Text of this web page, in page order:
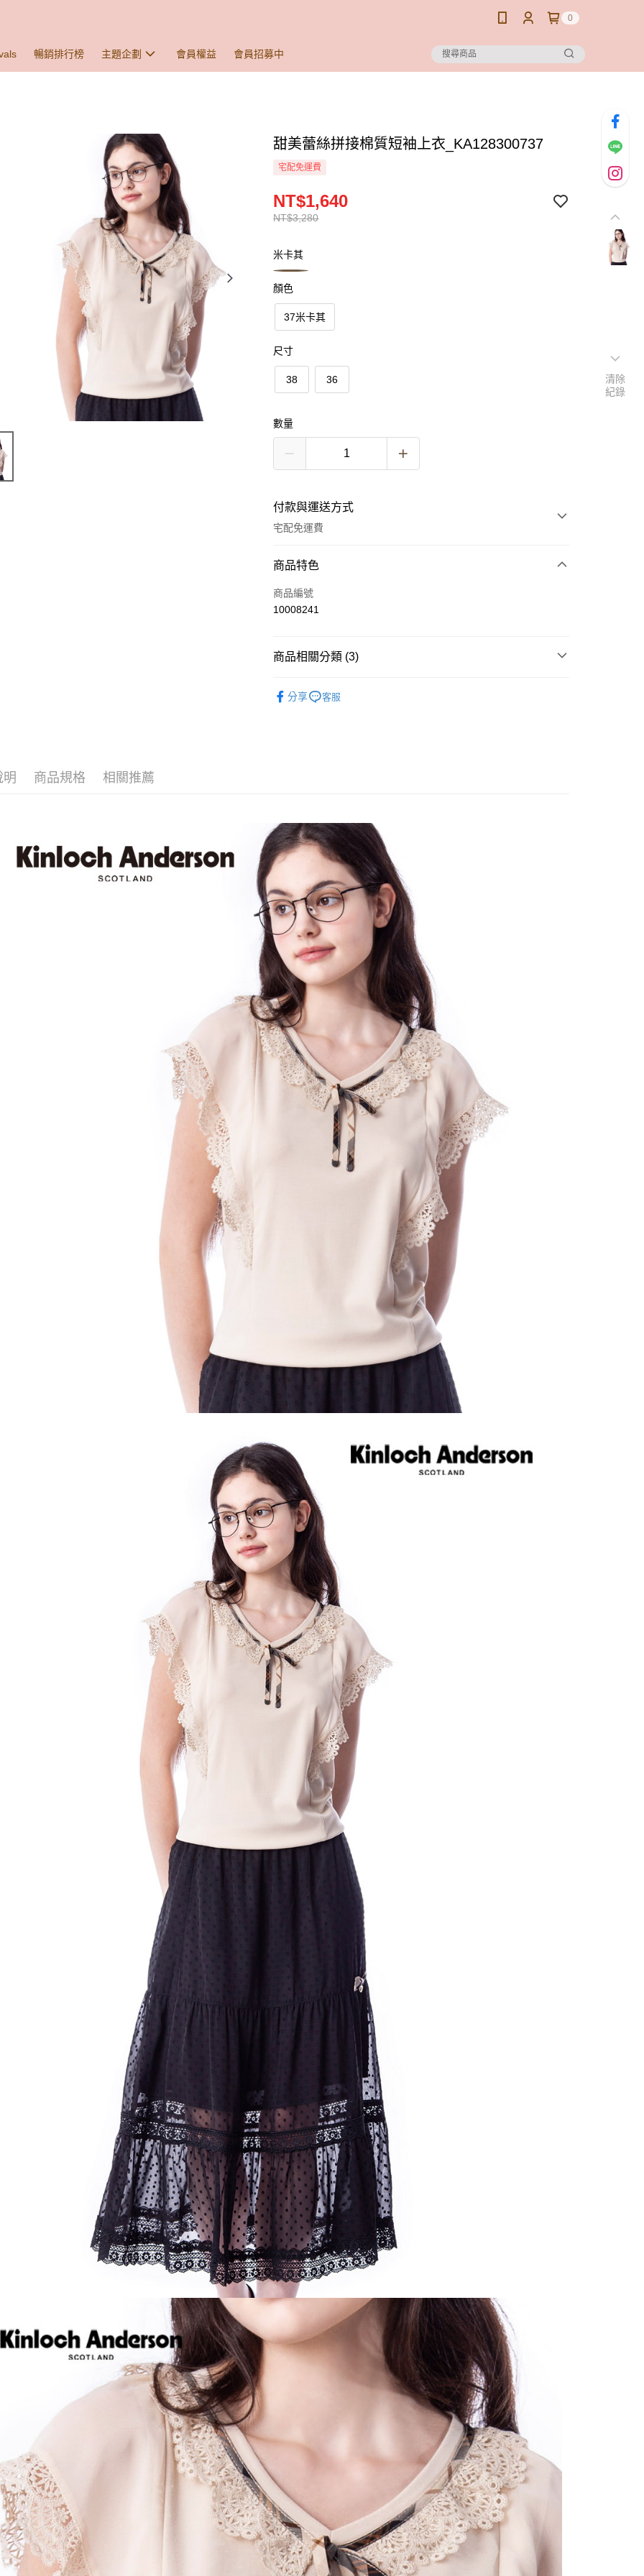
0
暢銷排行榜 主題企劃 會員權益 會員招募中
甜美蕾絲拼接棉質短袖上衣_KA128300737
宅配免運費
NT$3,280
NT$1,640
米卡其
顏色
37米卡其
尺寸
38 36
數量
付款與運送方式
宅配免運費
付款方式
信用卡一次付款
悠遊付
付款後7-11取貨
每筆NT$60，滿NT$1,000(含以上)免運費
宅配
免運費
商品特色
商品編號
10008241
商品相關分類 (3)
分享 客服
明 商品規格 相關推薦
清除
紀錄